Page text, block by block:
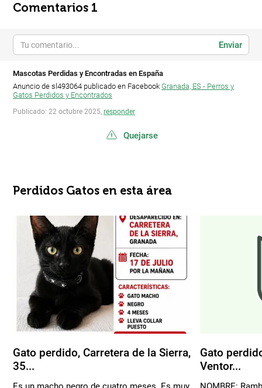
Comentarios 1
Enviar
Mascotas Perdidas y Encontradas en España
Anuncio de sl493064 publicado en Facebook Granada, ES - Perros y
Gatos Perdidos y Encontrados
Publicado: 22 octubre 2025, responder
Quejarse
Perdidos Gatos en esta área
Gato perdido, Carretera de la Sierra,
35...
Gato
Ventor...